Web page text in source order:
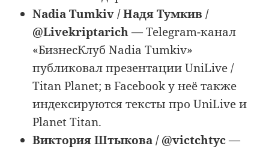
Nadia Tumkiv / Надя Тумкив /
@Livekriptarich— Telegram-канал
«БизнесКлуб Nadia Tumkiv»
публиковал презентации UniLive /
Titan Planet; в Facebook у неё также
индексируются тексты про UniLive и
Planet Titan.
Виктория Штыкова / @victchtyc—